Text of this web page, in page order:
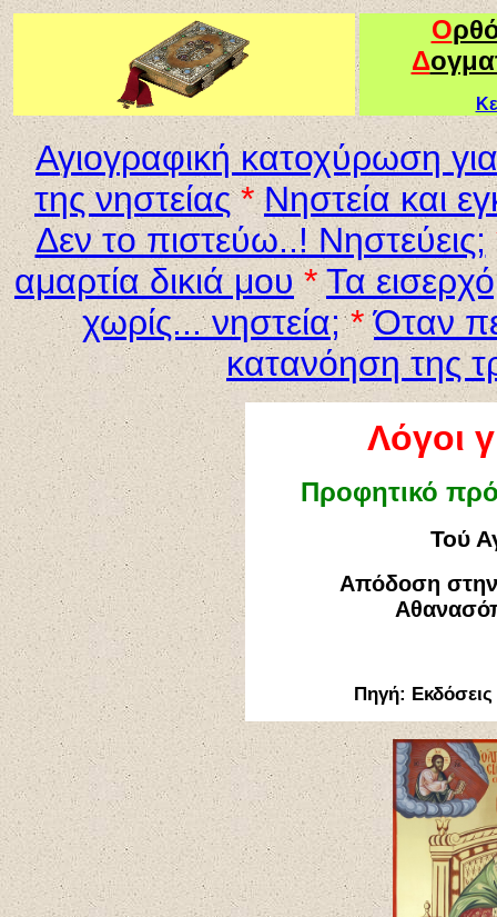
Ο
Δ
Αγιογραφική κατοχύρωση
της νηστείας*Νηστεία και
Δεν το πιστεύω..! Νηστεύεις;
αμαρτία δικιά μου *Τα
χωρίς... νηστεία;*Όταν
κατανόηση της
Λόγοι
Προφητικό
Τού
Απόδοση στην
Πηγή: